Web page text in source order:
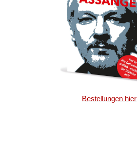
Bestellungen hier